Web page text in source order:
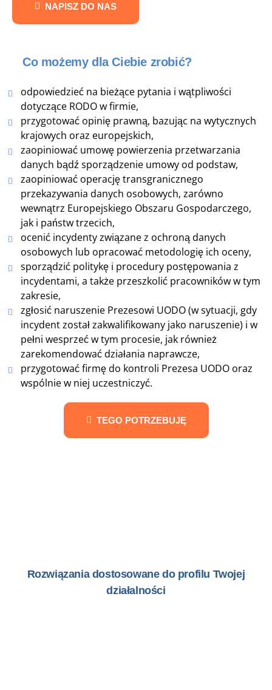
NAPISZ DO NAS
Co możemy dla Ciebie zrobić?
odpowiedzieć na bieżące pytania i wątpliwości
dotyczące RODO w firmie,
przygotować opinię prawną, bazując na wytycznych
krajowych oraz europejskich,
zaopiniować umowę powierzenia przetwarzania
danych bądź sporządzenie umowy od podstaw,
zaopiniować operację transgranicznego
przekazywania danych osobowych, zarówno
wewnątrz Europejskiego Obszaru Gospodarczego,
jak i państw trzecich,
ocenić incydenty związane z ochroną danych
osobowych lub opracować metodologię ich oceny,
sporządzić politykę i procedury postępowania z
incydentami, a także przeszkolić pracowników w tym
zakresie,
zgłosić naruszenie Prezesowi UODO (w sytuacji, gdy
incydent został zakwalifikowany jako naruszenie) i w
pełni wesprzeć w tym procesie, jak również
zarekomendować działania naprawcze,
przygotować firmę do kontroli Prezesa UODO oraz
wspólnie w niej uczestniczyć.
TEGO POTRZEBUJĘ
Rozwiązania dostosowane do profilu Twojej
działalności